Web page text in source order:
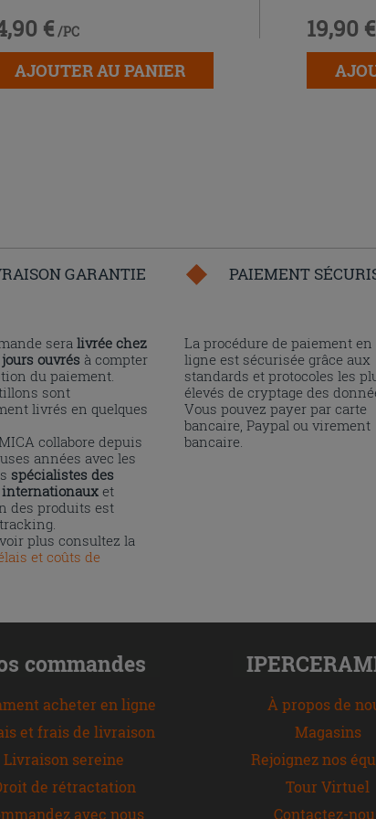
€ /PC
AJOUTER AU PANIER
19,90 €
GARANTIE
seralivrée chez
ouvrés à compter
du paiement.
sont
livrés en quelques
collabore depuis
années avec les
spécialistes des
et
des produits est
plus consultez la
et coûts de
PAIEMENT
La procédure de paiement en
ligne est sécurisée grâce aux
standards et protocoles les
élevés de cryptage des
Vous pouvez payer par carte
bancaire, Paypal ou virement
bancaire.
commandes
acheter en ligne
et frais de livraison
Livraison sereine
de rétractation
avec nous
À propos de
Magasins
Rejoignez nos
Tour Virtuel
Contactez-